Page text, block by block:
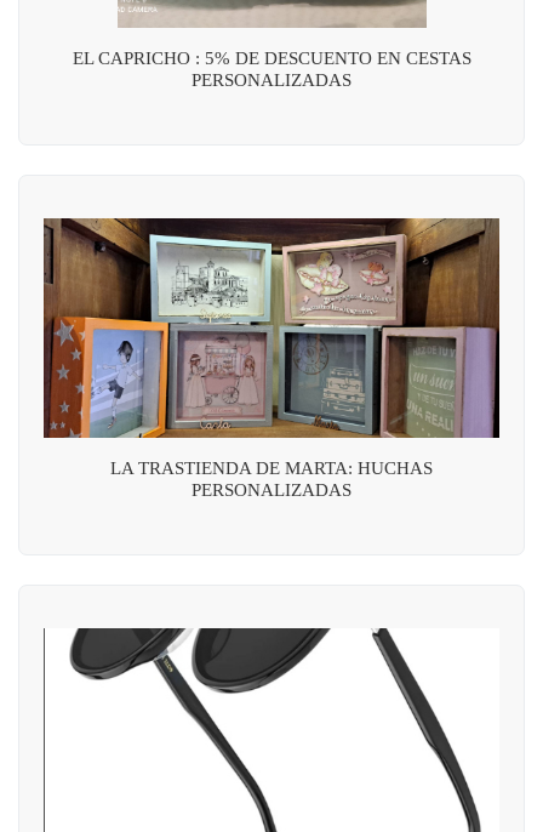
EL CAPRICHO : 5% DE DESCUENTO EN CESTAS
PERSONALIZADAS
LA TRASTIENDA DE MARTA: HUCHAS
PERSONALIZADAS